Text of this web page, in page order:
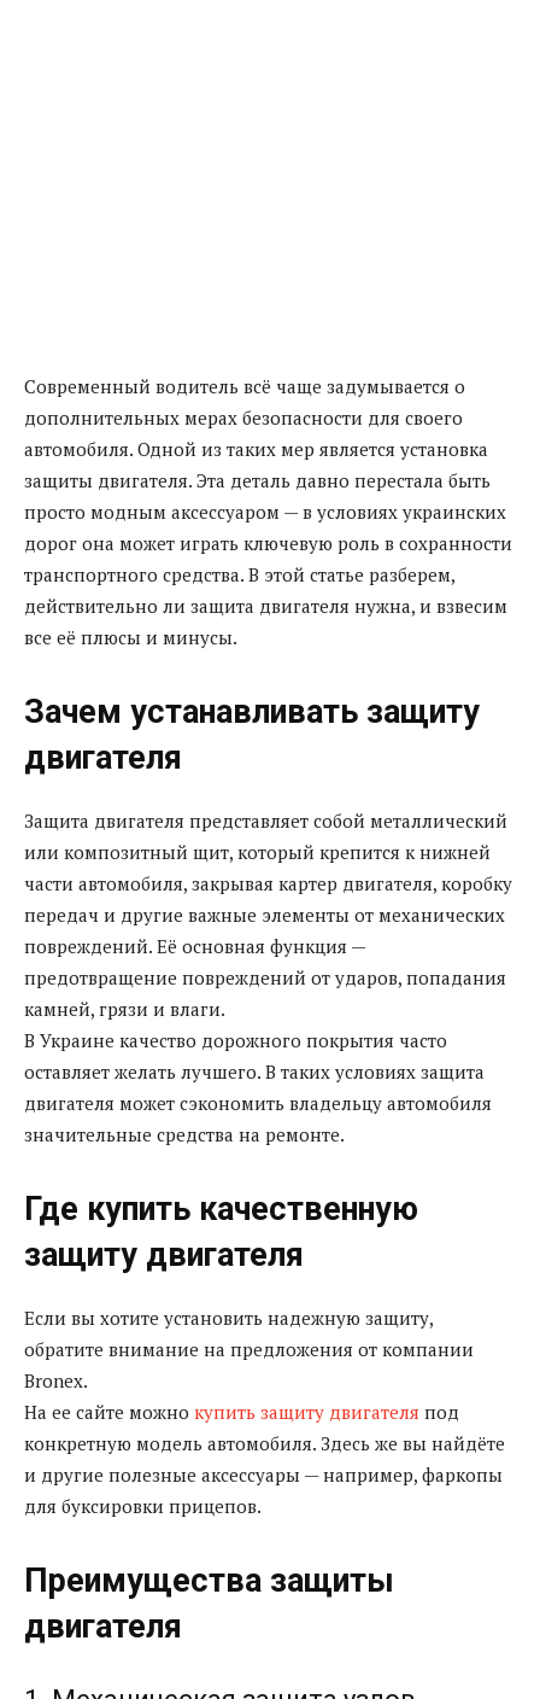
Современный водитель всё чаще задумывается о
дополнительных мерах безопасности для своего
автомобиля. Одной из таких мер является установка
защиты двигателя. Эта деталь давно перестала быть
просто модным аксессуаром — в условиях украинских
дорог она может играть ключевую роль в сохранности
транспортного средства. В этой статье разберем,
действительно ли защита двигателя нужна, и взвесим
все её плюсы и минусы.
Зачем устанавливать защиту
двигателя
Защита двигателя представляет собой металлический
или композитный щит, который крепится к нижней
части автомобиля, закрывая картер двигателя, коробку
передач и другие важные элементы от механических
повреждений. Её основная функция —
предотвращение повреждений от ударов, попадания
камней, грязи и влаги.
В Украине качество дорожного покрытия часто
оставляет желать лучшего. В таких условиях защита
двигателя может сэкономить владельцу автомобиля
значительные средства на ремонте.
Где купить качественную
защиту двигателя
Если вы хотите установить надежную защиту,
обратите внимание на предложения от компании
Bronex.
На ее сайте можно купить защиту двигателя под
конкретную модель автомобиля. Здесь же вы найдёте
и другие полезные аксессуары — например, фаркопы
для буксировки прицепов.
Преимущества защиты
двигателя